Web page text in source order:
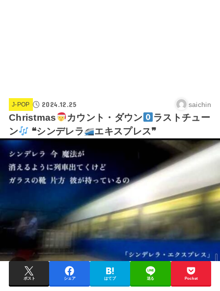
J-POP 2024.12.25 saichin
Christmas カウント・ダウン
ラストチュー
ン
❝シンデレラ エキスプレス❞
ポスト シェア はてブ 送る Pocket